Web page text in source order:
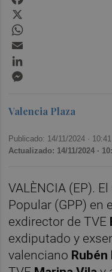
Valencia Plaza
Publicado: 14/11/2024 · 10:41
Actualizado: 14/11/2024 ·
VALÈNCIA (EP).
Popular (GPP) en
exdirector de TVE
exdiputado y
valenciano Rubén